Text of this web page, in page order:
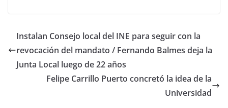
Instalan Consejo local del INE para seguir con la
revocación del mandato / Fernando Balmes deja la
Junta Local luego de 22 años
Felipe Carrillo Puerto concretó la idea de la
Universidad